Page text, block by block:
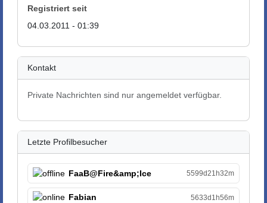
Registriert seit
04.03.2011 - 01:39
Kontakt
Private Nachrichten sind nur angemeldet verfügbar.
Letzte Profilbesucher
FaaB@Fire&amp;Ice 5599d21h32m
Fabian 5633d1h56m